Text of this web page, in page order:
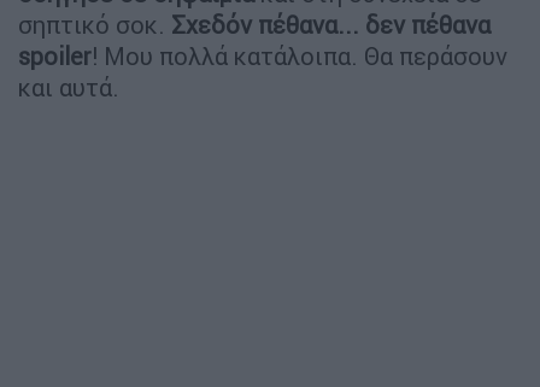
σηπτικό σοκ. Σχεδόν πέθανα... δεν πέθανα
spoiler! Μου πολλά κατάλοιπα. Θα περάσουν
και αυτά.